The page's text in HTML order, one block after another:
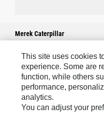
Merek Caterpillar
Caterpillar.com
Hubungi Caterpillar
Preferensi Pemasaran Saya
This site uses cookies
experience. Some are
function, while others
performance,
analytics.
You can adjust your